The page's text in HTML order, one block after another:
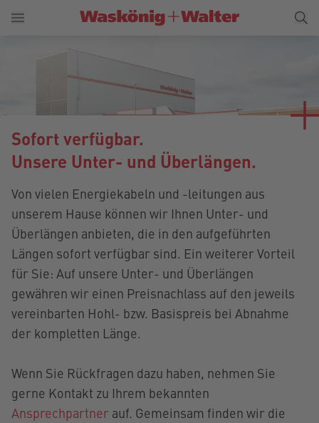
Sofort verfügbar.
Unsere Unter- und Überlängen.
Von vielen Energiekabeln und -leitungen aus
unserem Hause können wir Ihnen Unter- und
Überlängen anbieten, die in den aufgeführten
Längen sofort verfügbar sind. Ein weiterer Vorteil
für Sie: Auf unsere Unter- und Überlängen
gewähren wir einen Preisnachlass auf den jeweils
vereinbarten Hohl- bzw. Basispreis bei Abnahme
der kompletten Länge.
Wenn Sie Rückfragen dazu haben, nehmen Sie
gerne Kontakt zu Ihrem bekannten
Ansprechpartner auf. Gemeinsam finden wir die